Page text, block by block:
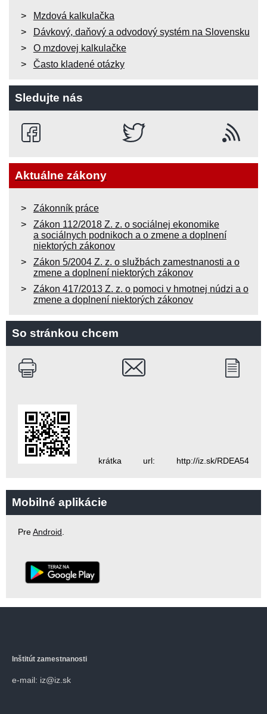
Mzdová kalkulačka
Dávkový, daňový a odvodový systém na Slovensku
O mzdovej kalkulačke
Často kladené otázky
Sledujte nás
Aktuálne zákony
Zákonník práce
Zákon 112/2018 Z. z. o sociálnej ekonomike
a sociálnych podnikoch a o zmene a doplnení
niektorých zákonov
Zákon 5/2004 Z. z. o službách zamestnanosti a o
zmene a doplnení niektorých zákonov
Zákon 417/2013 Z. z. o pomoci v hmotnej núdzi a o
zmene a doplnení niektorých zákonov
So stránkou chcem
krátka url: http://iz.sk/RDEA54
Mobilné aplikácie
PreAndroid.
Inštitút zamestnanosti
e-mail: iz@iz.sk